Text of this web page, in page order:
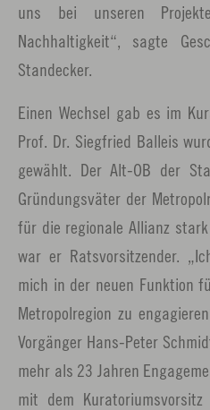
uns bei unseren
Nachhaltigkeit“, sagte
Standecker.
Einen Wechsel gab es im
Prof. Dr. Siegfried Balleis
gewählt. Der Alt-OB der
Gründungsväter der
für die regionale Allianz
war er Ratsvorsitzender.
mich in der neuen Funktion
Metropolregion zu
Vorgänger Hans-Peter
mehr als 23 Jahren
mit dem